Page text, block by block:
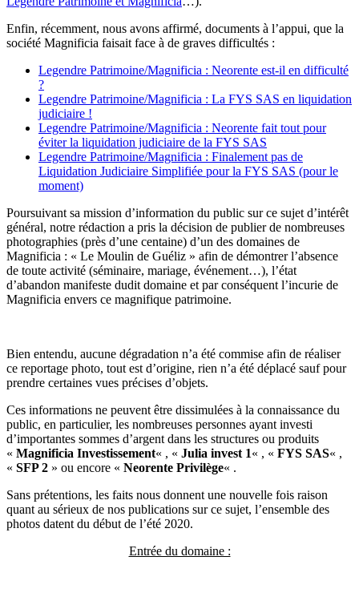
Enfin, récemment, nous avons affirmé, documents à l’appui, que la
société Magnificia faisait face à de graves difficultés :
Legendre Patrimoine/Magnificia : Neorente est-il en difficulté
?
Legendre Patrimoine/Magnificia : La FYS SAS en liquidation
judiciaire !
Legendre Patrimoine/Magnificia : Neorente fait tout pour
éviter la liquidation judiciaire de la FYS SAS
Legendre Patrimoine/Magnificia : Finalement pas de
Liquidation Judiciaire Simplifiée pour la FYS SAS (pour le
moment)
Poursuivant sa mission d’information du public sur ce sujet d’intérêt
général, notre rédaction a pris la décision de publier de nombreuses
photographies (près d’une centaine) d’un des domaines de
Magnificia : « Le Moulin de Guéliz » afin de démontrer l’absence
de toute activité (séminaire, mariage, événement…), l’état
d’abandon manifeste dudit domaine et par conséquent l’incurie de
Magnificia envers ce magnifique patrimoine.
Bien entendu, aucune dégradation n’a été commise afin de réaliser
ce reportage photo, tout est d’origine, rien n’a été déplacé sauf pour
prendre certaines vues précises d’objets.
Ces informations ne peuvent être dissimulées à la connaissance du
public, en particulier, les nombreuses personnes ayant investi
d’importantes sommes d’argent dans les structures ou produits
« Magnificia Investissement« , « Julia invest 1« , « FYS SAS« ,
« SFP 2 » ou encore « Neorente Privilège« .
Sans prétentions, les faits nous donnent une nouvelle fois raison
quant au sérieux de nos publications sur ce sujet, l’ensemble des
photos datent du début de l’été 2020.
Entrée du domaine :